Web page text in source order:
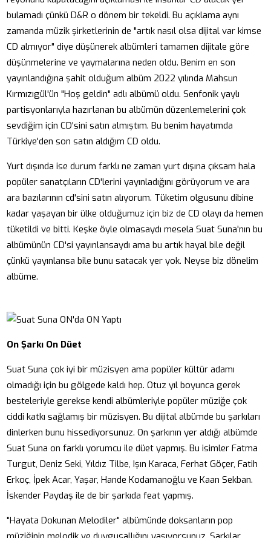
bulamadı çünkü D&R o dönem bir tekeldi. Bu açıklama aynı
zamanda müzik şirketlerinin de "artık nasıl olsa dijital var kimse
CD almıyor" diye düşünerek albümleri tamamen dijitale göre
düşünmelerine ve yaymalarına neden oldu. Benim en son
yayınlandığına şahit olduğum albüm 2022 yılında Mahsun
Kırmızıgül'ün "Hoş geldin" adlı albümü oldu. Senfonik yaylı
partisyonlarıyla hazırlanan bu albümün düzenlemelerini çok
sevdiğim için CD'sini satın almıştım. Bu benim hayatımda
Türkiye'den son satın aldığım CD oldu.
Yurt dışında ise durum farklı ne zaman yurt dışına çıksam hala
popüler sanatçıların CD'lerini yayınladığını görüyorum ve ara
ara bazılarının cd'sini satın alıyorum. Tüketim olgusunu dibine
kadar yaşayan bir ülke olduğumuz için biz de CD olayı da hemen
tüketildi ve bitti. Keşke öyle olmasaydı mesela Suat Suna'nın bu
albümünün CD'si yayınlansaydı ama bu artık hayal bile değil
çünkü yayınlansa bile bunu satacak yer yok. Neyse biz dönelim
albüme.
On Şarkı On Düet
Suat Suna çok iyi bir müzisyen ama popüler kültür adamı
olmadığı için bu gölgede kaldı hep. Otuz yıl boyunca gerek
besteleriyle gerekse kendi albümleriyle popüler müziğe çok
ciddi katkı sağlamış bir müzisyen. Bu dijital albümde bu şarkıları
dinlerken bunu hissediyorsunuz. On şarkının yer aldığı albümde
Suat Suna on farklı yorumcu ile düet yapmış. Bu isimler Fatma
Turgut, Deniz Seki, Yıldız Tilbe, Işın Karaca, Ferhat Göçer, Fatih
Erkoç, İpek Acar, Yaşar, Hande Kodamanoğlu ve Kaan Sekban.
İskender Paydaş ile de bir şarkıda feat yapmış.
"Hayata Dokunan Melodiler" albümünde doksanların pop